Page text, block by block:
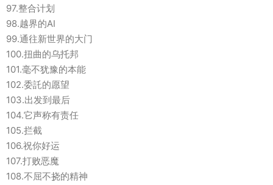
97.整合计划
98.越界的AI
99.通往新世界的大门
100.扭曲的乌托邦
101.毫不犹豫的本能
102.委託的愿望
103.出发到最后
104.它声称有责任
105.拦截
106.祝你好运
107.打败恶魔
108.不屈不挠的精神